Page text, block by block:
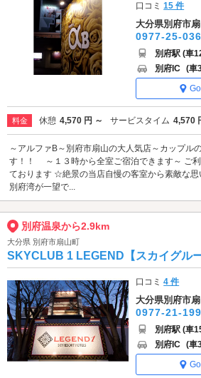
口コミ15 件
大分県別府市
0977-25-
別府駅 (車
別府IC (車
料金 休憩 4,570 円 ～ サービスタイム 4,570
～アルファB～別府市扇山の大人気店～カップ
す！！ ～１３時から全室ご宿泊できます～ ご
ております ☆絶景の当店自慢の客室から素敵な
別府湾が一望で...
別府温泉から2.9km
大分県 別府市扇山町
SKYCLUB 1 LEGEND【スカイグルー
口コミ4 件
大分県別府市
0977-21-
別府駅 (車
別府IC (車